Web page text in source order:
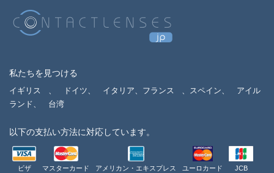
私たちを見つける
イギリス 、 ドイツ、 イタリア、フランス 、スペイン、
アイル
ランド、
台湾
以下の支払い方法に対応しています。
ビザ マスターカード アメリカン・エキスプレス ユーロカード JCB